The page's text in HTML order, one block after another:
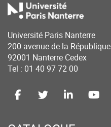
Université Paris Nanterre
200 avenue de la République
92001 Nanterre Cedex
Tel : 01 40 97 72 00